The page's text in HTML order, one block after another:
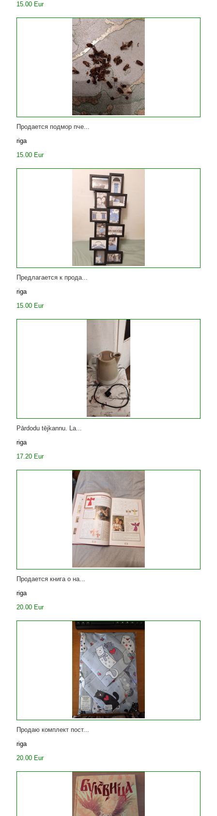
15.00 Eur
Продается подмор пче...
riga
15.00 Eur
Предлагается к прода...
riga
15.00 Eur
Pārdodu tējkannu. La...
riga
17.20 Eur
Продается книга о на...
riga
20.00 Eur
Продаю комплект пост...
riga
20.00 Eur